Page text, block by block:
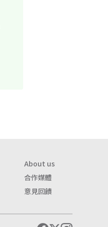
About us
合作媒體
意見回饋